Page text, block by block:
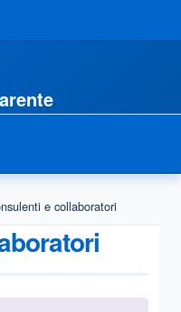
e collaboratori